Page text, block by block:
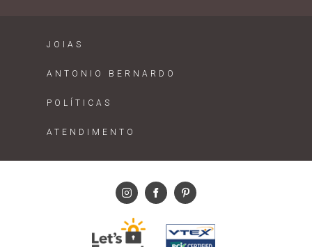
JOIAS
ANTONIO BERNARDO
POLÍTICAS
ATENDIMENTO